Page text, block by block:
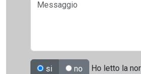
si no
Ho letto la